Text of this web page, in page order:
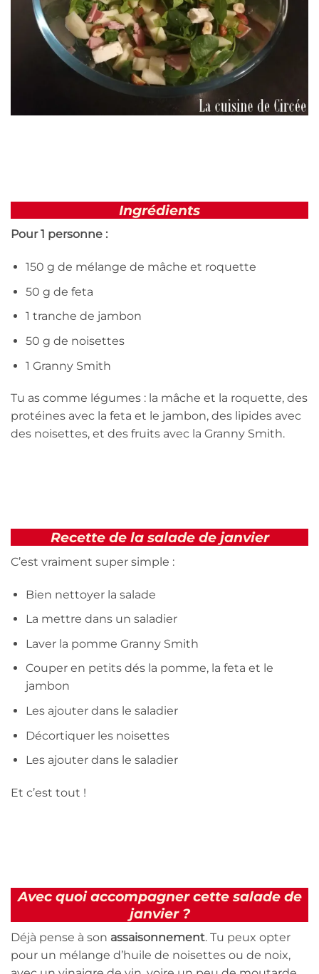
Ingrédients
Pour 1 personne :
150 g de mélange de mâche et roquette
50 g de feta
1 tranche de jambon
50 g de noisettes
1 Granny Smith
Tu as comme légumes : la mâche et la roquette, des
protéines avec la feta et le jambon, des lipides avec
des noisettes, et des fruits avec la Granny Smith.
Recette de la salade de janvier
C’est vraiment super simple :
Bien nettoyer la salade
La mettre dans un saladier
Laver la pomme Granny Smith
Couper en petits dés la pomme, la feta et le
jambon
Les ajouter dans le saladier
Décortiquer les noisettes
Les ajouter dans le saladier
Et c’est tout !
Avec quoi accompagner cette salade de
janvier ?
Déjà pense à son assaisonnement. Tu peux opter
pour un mélange d’huile de noisettes ou de noix,